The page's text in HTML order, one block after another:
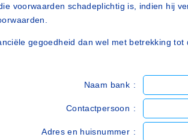
voorwaarden schadeplichtig is, indien hij
gegoedheid dan wel met betrekking
Naam bank :
Contactpersoon :
Adres en huisnummer :